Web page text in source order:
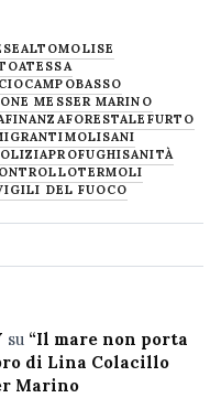
ALTOMOLISE
ATESSA
CAMPOBASSO
MESSER MARINO
FINANZAFORESTALE FURTO
MOLISANI
PROFUGHISANITÀ
TERMOLI
DEL FUOCO
su “Il mare non porta
di Lina Colacillo
Marino